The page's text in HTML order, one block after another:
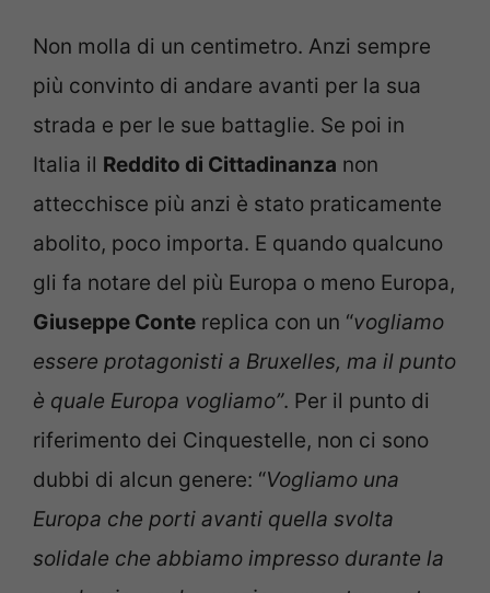
Non molla di un centimetro. Anzi sempre
più convinto di andare avanti per la sua
strada e per le sue battaglie. Se poi in
Italia il Reddito di Cittadinanza non
attecchisce più anzi è stato praticamente
abolito, poco importa. E quando qualcuno
gli fa notare del più Europa o meno Europa,
Giuseppe Conte replica con un “vogliamo
essere protagonisti a Bruxelles, ma il punto
è quale Europa vogliamo”. Per il punto di
riferimento dei Cinquestelle, non ci sono
dubbi di alcun genere: “Vogliamo una
Europa che porti avanti quella svolta
solidale che abbiamo impresso durante la